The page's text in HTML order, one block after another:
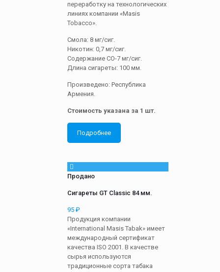
переработку на технологических
линиях компании «Masis
Tobacco».
Смола: 8 мг/сиг.
Никотин: 0,7 мг/сиг.
Содержание СО-7 мг/сиг.
Длина сигареты: 100 мм.
Произведено: Республика
Армения.
Стоимость указана за 1 шт.
Подробнее
Продано
Сигареты GT Classic 84 мм.
95 ₽
Продукция компании
«International Masis Tabak» имеет
международный сертификат
качества ISO 2001. В качестве
сырья используются
традиционные сорта табака